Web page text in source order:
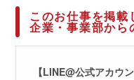
このお仕事を掲載
企業・事業部から
【LINE@公式アカウ